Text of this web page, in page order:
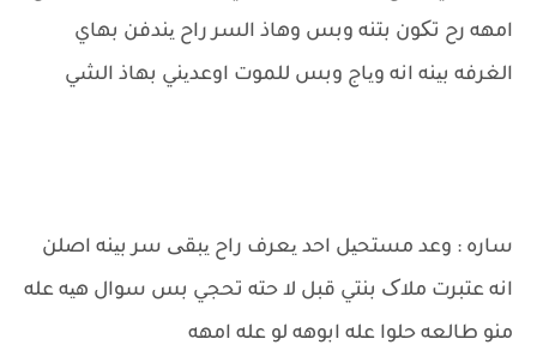
امهه رح تکون بتنه وبس وهاذ السر راح یندفن بهاي
الغرفه بینه انه ویاج وبس للموت اوعدیني بهاذ الشي
ساره : وعد مستحیل احد یعرف راح یبقی سر بینه اصلن
انه عتبرت ملاک بنتي قبل لا حته تحجي بس سوال هیه عله
منو طالعه حلوا عله ابوهه لو عله امهه